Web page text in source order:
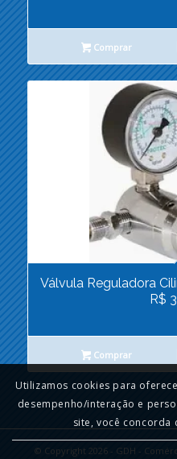
Comprar
Válvula Reguladora
R$
Comprar
© Copyright 2026 - GDH -
Utilizamos cookies para
desempenho/interação e
site, você concorda